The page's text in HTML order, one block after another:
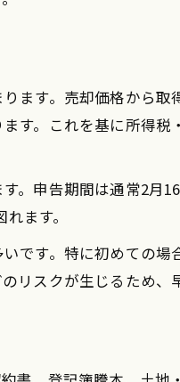
ます。売却価格から取
す。これを基に所得税
申告期間は通常2月16
ます。
です。特に初めての場
スクが生じるため、